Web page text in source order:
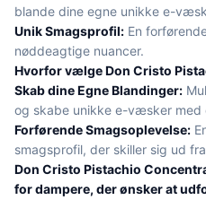
blande dine egne unikke e-
Unik Smagsprofil: En
nøddeagtige nuancer.
Hvorfor vælge Don Cristo
Skab dine Egne Blandinger:
og skabe unikke e-væsker med
Forførende Smagsoplevelse:
smagsprofil, der skiller sig ud
Don Cristo Pistachio
for dampere, der ønsker at